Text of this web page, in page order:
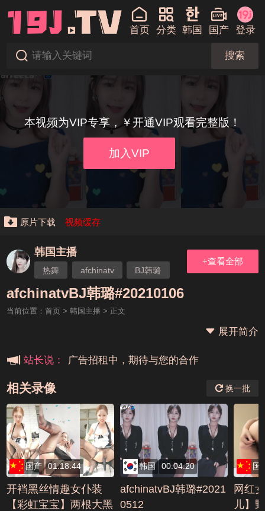
首页 分类 韩国 国产 登录
搜索
本视频为VIP专享，￥开通VIP观看完整版！
加入VIP
原片下载 视频缓存
韩国主播
热舞 afchinatv BJ韩璐
+查看全部
afchinatvBJ韩璐#20210106
当前位置： 首页> 韩国主播 > 正文
展开简介
站长说：
本站大事件(19j网站发展历程)
广告招租中，期待与您的合作
相关录像 换一批
国产 01:18:44
开裆黑丝情趣女仆装
【彩虹宝宝】两根大黑
韩国 00:04:20
afchinatvBJ韩璐#2021
0512
国
网红
儿】